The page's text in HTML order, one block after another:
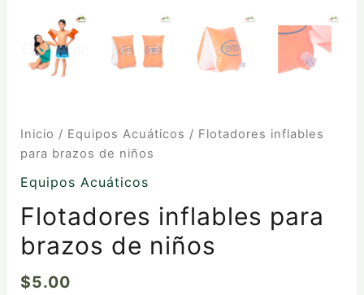
Inicio / Equipos Acuáticos / Flotadores inflables
para brazos de niños
Equipos Acuáticos
Flotadores inflables para
brazos de niños
$5.00